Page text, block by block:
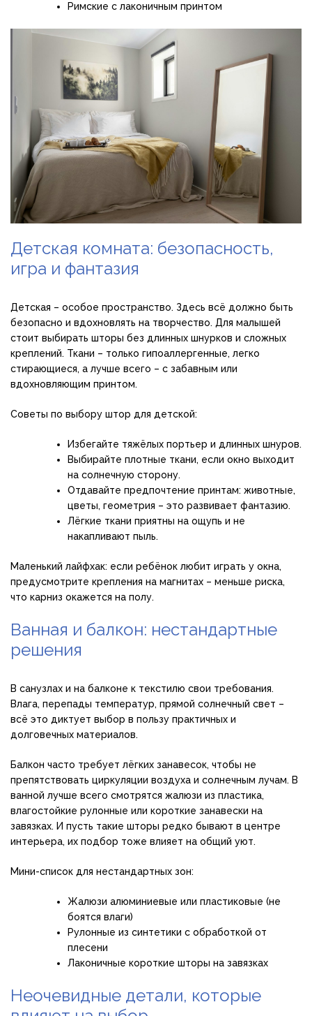
Римские с лаконичным принтом
Детская комната: безопасность,
игра и фантазия
Детская – особое пространство. Здесь всё должно быть
безопасно и вдохновлять на творчество. Для малышей
стоит выбирать шторы без длинных шнурков и сложных
креплений. Ткани – только гипоаллергенные, легко
стирающиеся, а лучше всего – с забавным или
вдохновляющим принтом.
Советы по выбору штор для детской:
Избегайте тяжёлых портьер и длинных шнуров.
Выбирайте плотные ткани, если окно выходит
на солнечную сторону.
Отдавайте предпочтение принтам: животные,
цветы, геометрия – это развивает фантазию.
Лёгкие ткани приятны на ощупь и не
накапливают пыль.
Маленький лайфхак: если ребёнок любит играть у окна,
предусмотрите крепления на магнитах – меньше риска,
что карниз окажется на полу.
Ванная и балкон: нестандартные
решения
В санузлах и на балконе к текстилю свои требования.
Влага, перепады температур, прямой солнечный свет –
всё это диктует выбор в пользу практичных и
долговечных материалов.
Балкон часто требует лёгких занавесок, чтобы не
препятствовать циркуляции воздуха и солнечным лучам. В
ванной лучше всего смотрятся жалюзи из пластика,
влагостойкие рулонные или короткие занавески на
завязках. И пусть такие шторы редко бывают в центре
интерьера, их подбор тоже влияет на общий уют.
Мини-список для нестандартных зон:
Жалюзи алюминиевые или пластиковые (не
боятся влаги)
Рулонные из синтетики с обработкой от
плесени
Лаконичные короткие шторы на завязках
Неочевидные детали, которые